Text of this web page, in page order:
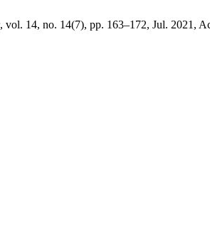
, vol. 14, no. 14(7), pp. 163–172, Jul. 2021,